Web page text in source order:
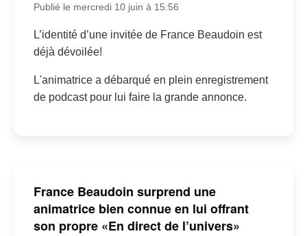
Publié le mercredi 10 juin à 15:56
L’identité d’une invitée de France Beaudoin est
déjà dévoilée!
L'animatrice a débarqué en plein enregistrement
de podcast pour lui faire la grande annonce.
France Beaudoin surprend une
animatrice bien connue en lui offrant
son propre «En direct de l’univers»